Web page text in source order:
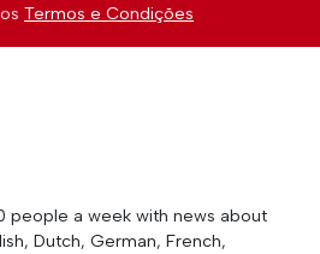
Termos e Condições
people a week with news about
Dutch, German, French,